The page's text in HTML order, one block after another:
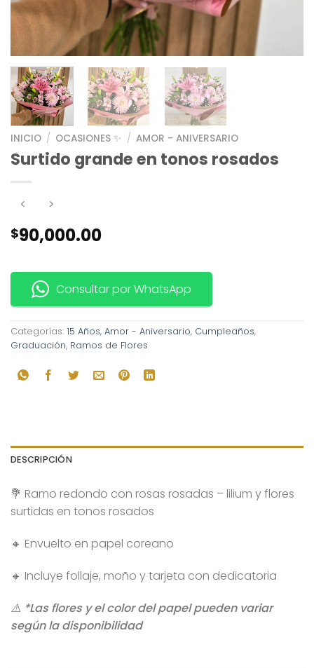
INICIO / OCASIONES ✨ / AMOR - ANIVERSARIO
Surtido grande en tonos rosados
$90,000.00
Consultar por WhatsApp
Categorías: 15 Años, Amor - Aniversario, Cumpleaños,
Graduación, Ramos de Flores
DESCRIPCIÓN
💐 Ramo redondo con rosas rosadas – lilium y flores
surtidas en tonos rosados
🔸 Envuelto en papel coreano
🔸 Incluye follaje, moño y tarjeta con dedicatoria
⚠️ *Las flores y el color del papel pueden variar
según la disponibilidad